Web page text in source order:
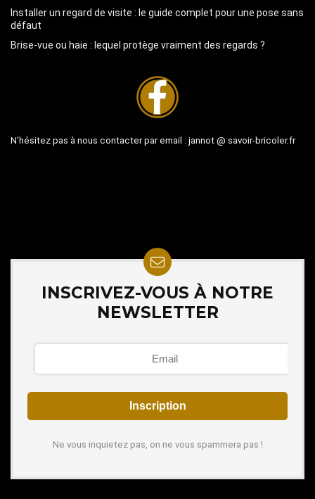
Installer un regard de visite : le guide complet pour une pose sans
défaut
Brise-vue ou haie : lequel protège vraiment des regards ?
N’hésitez pas à nous contacter par email : jannot @ savoir-bricoler.fr
INSCRIVEZ-VOUS À NOTRE
NEWSLETTER
Ne vous inquietez pas, on ne vous spammera pas !